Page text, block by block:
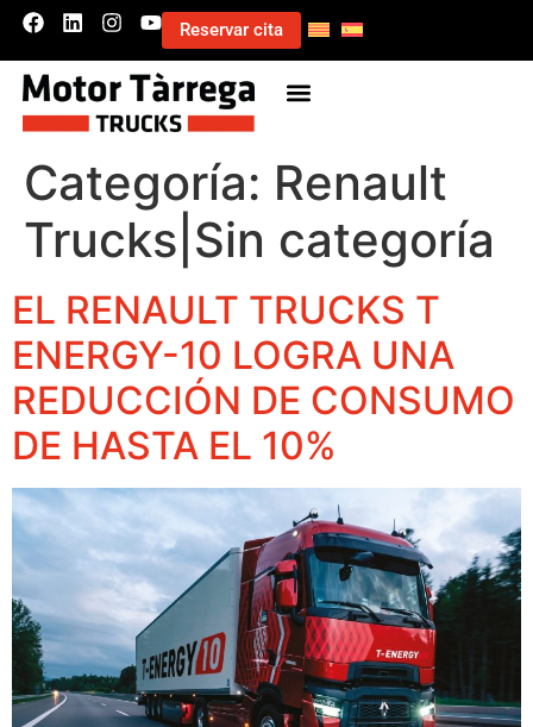
Reservar cita
Categoría: Renault
Trucks|Sin categoría
EL RENAULT TRUCKS T
ENERGY-10 LOGRA UNA
REDUCCIÓN DE CONSUMO
DE HASTA EL 10%